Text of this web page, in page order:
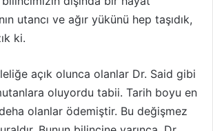
utancı ve ağır yükünü hep taşıdık,
ki.
açık olunca olanlar Dr. Said gibi
oluyordu tabii. Tarih boyu en
olanlar ödemiştir. Bu değişmez